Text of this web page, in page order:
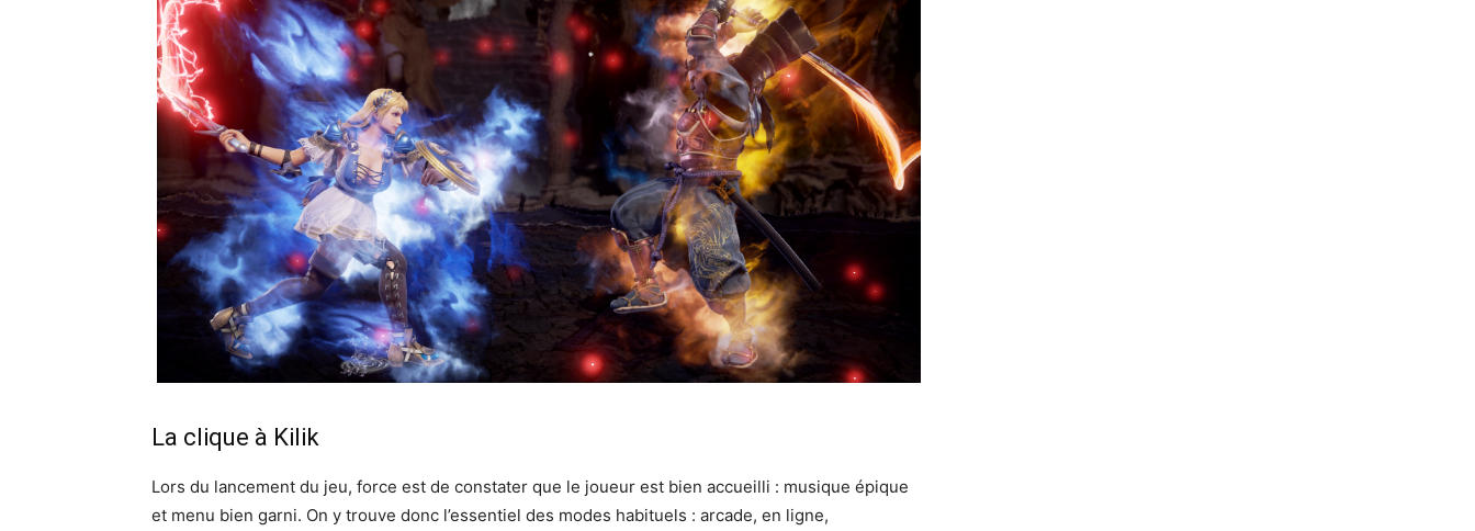
La clique à Kilik
Lors du lancement du jeu, force est de constater que le joueur est bien accueilli : musique épique
et menu bien garni. On y trouve donc l’essentiel des modes habituels : arcade, en ligne,